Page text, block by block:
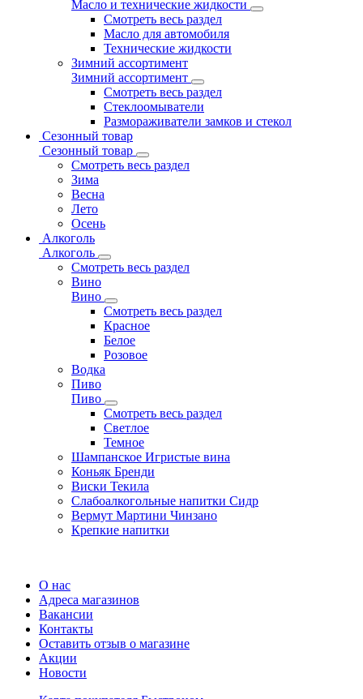
Масло и технические жидкости
Смотреть весь раздел
Масло для автомобиля
Технические жидкости
Зимний ассортимент
Зимний ассортимент
Смотреть весь раздел
Стеклоомыватели
Размораживатели замков и стекол
Сезонный товар
Сезонный товар
Смотреть весь раздел
Зима
Весна
Лето
Осень
Алкоголь
Алкоголь
Смотреть весь раздел
Вино
Вино
Смотреть весь раздел
Красное
Белое
Розовое
Водка
Пиво
Пиво
Смотреть весь раздел
Cветлое
Темное
Шампанское Игристые вина
Коньяк Бренди
Виски Текила
Слабоалкогольные напитки Сидр
Вермут Мартини Чинзано
Крепкие напитки
О нас
Адреса магазинов
Вакансии
Контакты
Оставить отзыв о магазине
Акции
Новости